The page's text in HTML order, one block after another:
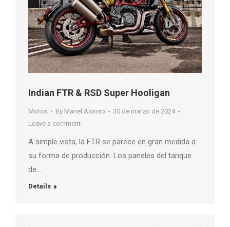
Indian FTR & RSD Super Hooligan
Motos By Manel Alonso
30 de marzo de 2024
Leave a comment
A simple vista, la FTR se parece en gran medida a
su forma de producción. Los paneles del tanque
de…
Details